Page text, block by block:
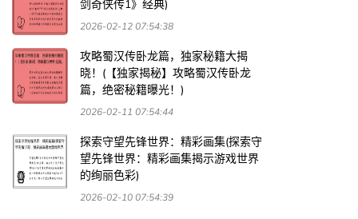
剑奇侠传1》经典)
2026-02-12 07:54:38
攻略蜀汉传卧龙篇，独家秘籍大揭
晓！(【独家揭秘】攻略蜀汉传卧龙
篇，绝密秘籍曝光！)
2026-02-11 07:54:44
探索守望先锋世界：精彩画集(探索守
望先锋世界：精彩画集揭示游戏世界
的绚丽色彩)
2026-02-10 07:54:39